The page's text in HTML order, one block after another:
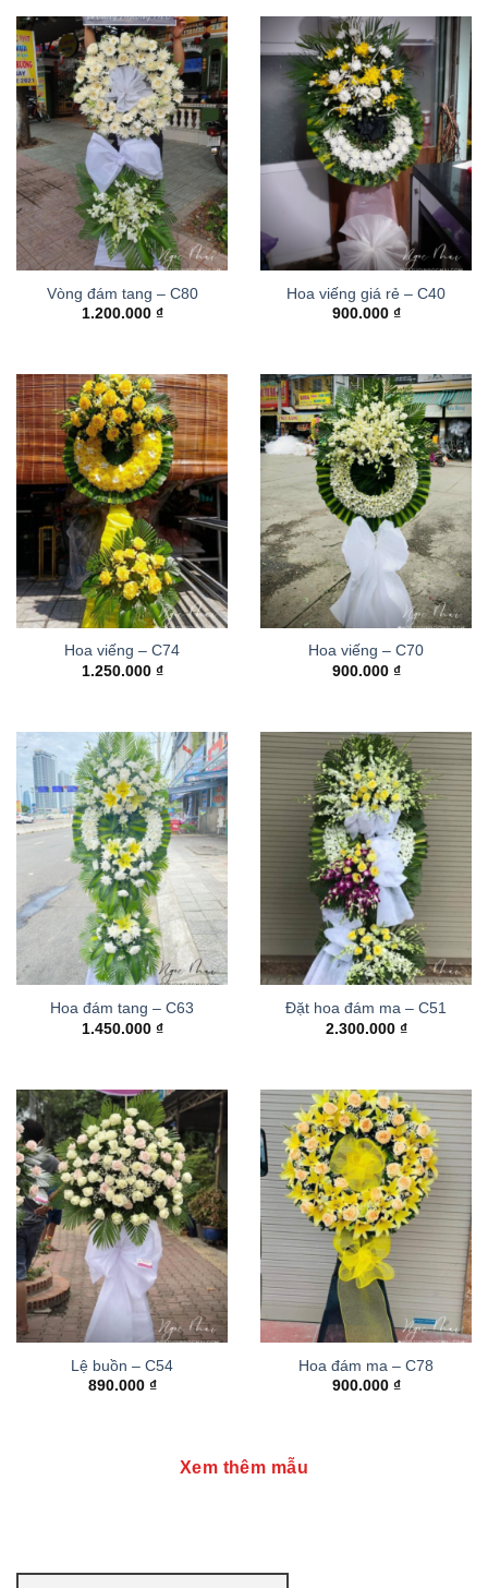
Vòng đám tang – C80
1.200.000 ₫
Hoa viếng giá rẻ – C40
900.000 ₫
Hoa viếng – C74
1.250.000 ₫
Hoa viếng – C70
900.000 ₫
Hoa đám tang – C63
1.450.000 ₫
Đặt hoa đám ma – C51
2.300.000 ₫
Lệ buồn – C54
890.000 ₫
Hoa đám ma – C78
900.000 ₫
Xem thêm mẫu